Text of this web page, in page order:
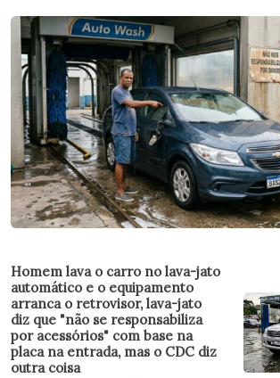
Homem lava o carro no lava-jato
automático e o equipamento
arranca o retrovisor, lava-jato
diz que "não se responsabiliza
por acessórios" com base na
placa na entrada, mas o CDC diz
outra coisa